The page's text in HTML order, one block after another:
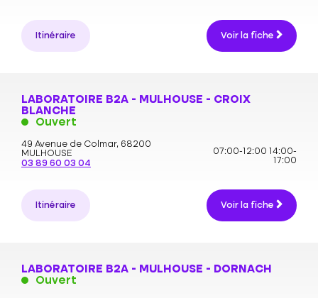
Itinéraire Voir la fiche
LABORATOIRE B2A - MULHOUSE - CROIX
BLANCHE
Ouvert
49 Avenue de Colmar, 68200
MULHOUSE
03 89 60 03 04
07:00-12:00
14:00-
17:00
Itinéraire Voir la fiche
LABORATOIRE B2A - MULHOUSE - DORNACH
Ouvert